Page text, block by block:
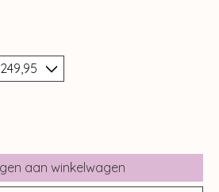
aan winkelwagen